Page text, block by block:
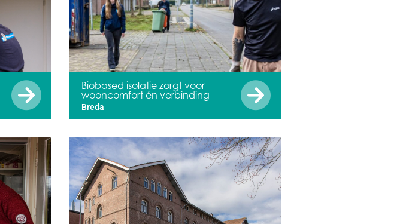
Biobased isolatie zorgt voor
wooncomfort én verbinding
Breda